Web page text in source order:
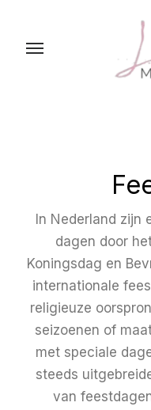
In Nederland
dagen door
Koningsdag en
internationale
religieuze
seizoenen of
met speciale
steeds
van